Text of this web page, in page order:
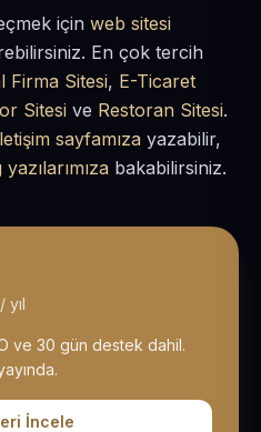
için web sitesi
En çok tercih
Firma Sitesi, E-Ticaret
Sitesi ve Restoran Sitesi.
sayfamıza yazabilir,
bakabilirsiniz.
yıl
ve 30 gün destek dahil.
İncele